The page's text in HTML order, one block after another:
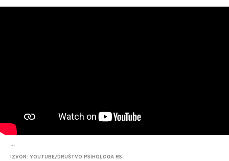
...
IZVOR: YOUTUBE/DRUŠTVO PSIHOLOGA RS